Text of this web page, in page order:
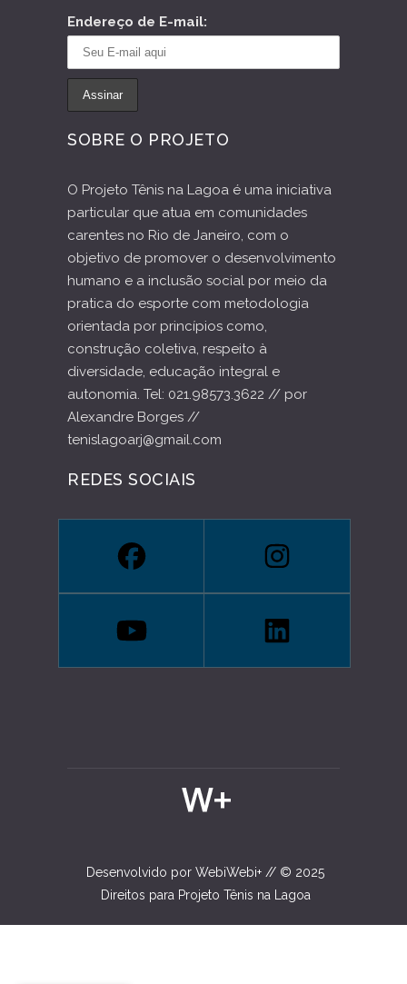
Endereço de E-mail:
SOBRE O PROJETO
O Projeto Tênis na Lagoa é uma iniciativa
particular que atua em comunidades
carentes no Rio de Janeiro, com o
objetivo de promover o desenvolvimento
humano e a inclusão social por meio da
pratica do esporte com metodologia
orientada por princípios como,
construção coletiva, respeito à
diversidade, educação integral e
autonomia. Tel: 021.98573.3622 // por
Alexandre Borges //
tenislagoarj@gmail.com
REDES SOCIAIS
Desenvolvido por WebiWebi+ // © 2025
Direitos para Projeto Tênis na Lagoa